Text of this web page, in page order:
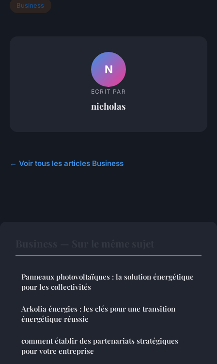
Business
N
ECRIT PAR
nicholas
← Voir tous les articles Business
Panneaux photovoltaïques : la solution énergétique
pour les collectivités
Arkolia énergies : les clés pour une transition
énergétique réussie
comment établir des partenariats stratégiques
pour votre entreprise